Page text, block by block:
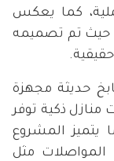
كما يعكس
حيث تم تصميمه
حديثة مجهزة
منازل ذكية توفر
يتميز المشروع
مثل